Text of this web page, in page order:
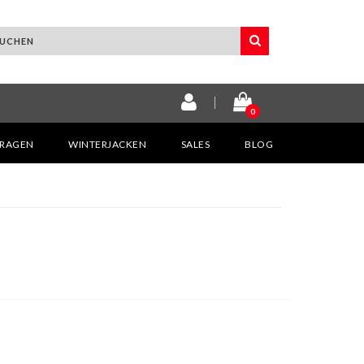
0
WINTERJACKEN SALES BLOG